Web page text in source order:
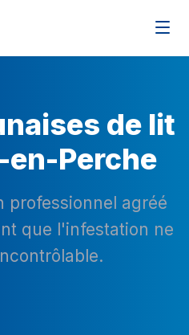
de lit
en-Perche
professionnel agréé
que l'infestation ne